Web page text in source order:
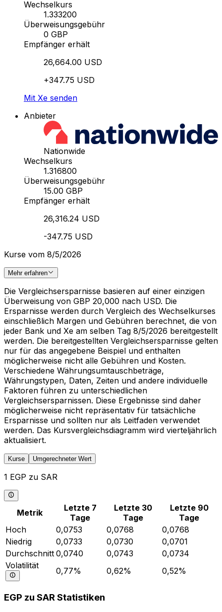
Wechselkurs
1.333200
Überweisungsgebühr
0 GBP
Empfänger erhält
26,664.00 USD
+347.75 USD
Mit Xe senden
Anbieter
Nationwide
Wechselkurs
1.316800
Überweisungsgebühr
15.00 GBP
Empfänger erhält
26,316.24 USD
-347.75 USD
Kurse vom 8/5/2026
Mehr erfahren
Die Vergleichsersparnisse basieren auf einer einzigen
Überweisung von GBP 20,000 nach USD. Die
Ersparnisse werden durch Vergleich des Wechselkurses
einschließlich Margen und Gebühren berechnet, die von
jeder Bank und Xe am selben Tag 8/5/2026 bereitgestellt
werden. Die bereitgestellten Vergleichsersparnisse gelten
nur für das angegebene Beispiel und enthalten
möglicherweise nicht alle Gebühren und Kosten.
Verschiedene Währungsumtauschbeträge,
Währungstypen, Daten, Zeiten und andere individuelle
Faktoren führen zu unterschiedlichen
Vergleichsersparnissen. Diese Ergebnisse sind daher
möglicherweise nicht repräsentativ für tatsächliche
Ersparnisse und sollten nur als Leitfaden verwendet
werden. Das Kursvergleichsdiagramm wird vierteljährlich
aktualisiert.
Kurse Umgerechneter Wert
1 EGP zu SAR
Metrik
Letzte 7
Tage
Letzte 30
Tage
Letzte 90
Tage
Hoch
0,0753 0,0768
0,0768
Niedrig
0,0733 0,0730
0,0701
Durchschnitt 0,0740 0,0743
0,0734
Volatilität
0,77% 0,62% 0,52%
EGP zu SAR Statistiken